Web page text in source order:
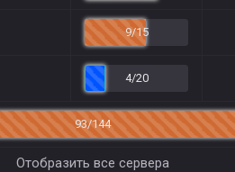
9/15
4/20
93/144
Отобразить все сервера